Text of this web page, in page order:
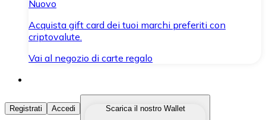
Nuovo
Acquista gift card dei tuoi marchi preferiti con
criptovalute.
Vai al negozio di carte regalo
Acquista Criptovalute
Registrati Accedi
Scarica il nostro Wallet